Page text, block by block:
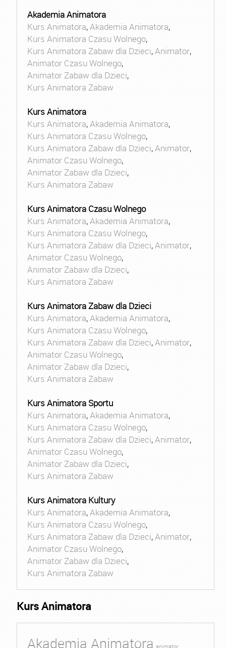
Akademia Animatora
Kurs Animatora,Akademia Animatora,
Kurs Animatora Czasu Wolnego,
Kurs Animatora Zabaw dla Dzieci,Animator,
Animator Czasu Wolnego,
Animator Zabaw dla Dzieci,
Kurs Animatora Zabaw
Kurs Animatora
Kurs Animatora,Akademia Animatora,
Kurs Animatora Czasu Wolnego,
Kurs Animatora Zabaw dla Dzieci,Animator,
Animator Czasu Wolnego,
Animator Zabaw dla Dzieci,
Kurs Animatora Zabaw
Kurs Animatora Czasu Wolnego
Kurs Animatora,Akademia Animatora,
Kurs Animatora Czasu Wolnego,
Kurs Animatora Zabaw dla Dzieci,Animator,
Animator Czasu Wolnego,
Animator Zabaw dla Dzieci,
Kurs Animatora Zabaw
Kurs Animatora Zabaw dla Dzieci
Kurs Animatora,Akademia Animatora,
Kurs Animatora Czasu Wolnego,
Kurs Animatora Zabaw dla Dzieci,Animator,
Animator Czasu Wolnego,
Animator Zabaw dla Dzieci,
Kurs Animatora Zabaw
Kurs Animatora Sportu
Kurs Animatora,Akademia Animatora,
Kurs Animatora Czasu Wolnego,
Kurs Animatora Zabaw dla Dzieci,Animator,
Animator Czasu Wolnego,
Animator Zabaw dla Dzieci,
Kurs Animatora Zabaw
Kurs Animatora Kultury
Kurs Animatora,Akademia Animatora,
Kurs Animatora Czasu Wolnego,
Kurs Animatora Zabaw dla Dzieci,Animator,
Animator Czasu Wolnego,
Animator Zabaw dla Dzieci,
Kurs Animatora Zabaw
Kurs Animatora
Akademia Animatora animator